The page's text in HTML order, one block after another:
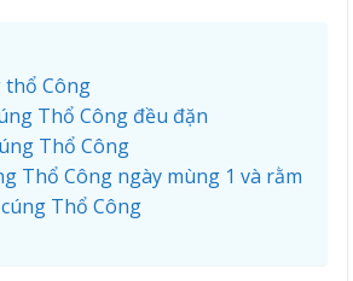
thổ Công
Thổ Công đều đặn
Thổ Công
Thổ Công ngày mùng 1 và rằm
Thổ Công